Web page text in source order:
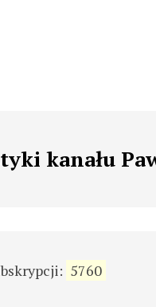
kanału
5760